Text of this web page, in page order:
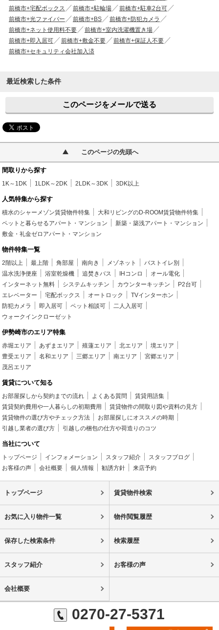
前橋市+宅配ボックス
前橋市+駐輪場
前橋市+駐車2台可
前橋市+光ファイバー
前橋市+BS
前橋市+防犯カメラ
前橋市+ネット使用料不要
前橋市+室内洗濯機置き場
前橋市+即入居可
前橋市+敷金不要
前橋市+保証人不要
前橋市+セキュリティ会社加入済
最近検索した条件
このページをメールで送る
このページの先頭へ
間取りから探す
1K～1DK 1LDK～2DK 2LDK～3DK 3DK以上
人気特集から探す
積水のシャーメゾン賃貸物件特集
大和リビングのD-ROOM賃貸物件特集
ペットと暮らせるアパート・マンション
新築・築浅アパート・マンション
敷金・礼金ゼロアパート・マンション
物件特集一覧
2階以上 最上階 角部屋 南向き メゾネット
バストイレ別
温水洗浄便座
浴室乾燥機 追焚きバス IHコンロ
オール電化
インターネット無料
システムキッチン カウンターキッチン
P2台可
エレベーター
宅配ボックス オートロック
TVインターホン
防犯カメラ
即入居可 ペット相談可
二人入居可
ウォークインクローゼット
伊勢崎市のエリア特集
赤堀エリア あずまエリア 殖蓮エリア 北エリア
境エリア
豊受エリア
名和エリア 三郷エリア 南エリア
宮郷エリア
茂呂エリア
賃貸について知る
お部屋探しから契約までの流れ よくある質問
賃貸用語集
賃貸契約費用や一人暮らしの初期費用
賃貸物件の間取り図や資料の見方
賃貸物件の選び方やチェック方法
お部屋探しにオススメの時期
引越し業者の選び方
引越しの梱包の仕方や荷造りのコツ
当社について
トップページ インフォメーション スタッフ紹介
スタッフブログ
お客様の声
会社概要 個人情報 勧誘方針 来店予約
トップページ 賃貸物件検索
お気に入り物件一覧 物件閲覧履歴
保存した検索条件 検索履歴
スタッフ紹介 お客様の声
会社概要
0270-27-5371